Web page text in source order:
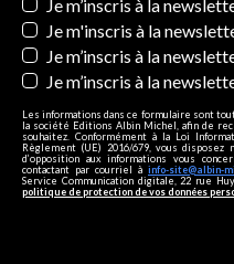
Newsletters
Je m’inscris à la
Je m'inscris à la
Je m’inscris à la
Je m’inscris à la
Les informations dans ce formulaire sont
la société Editions Albin Michel, afin de
souhaitez. Conformément à la Loi
Règlement (UE) 2016/679, vous
d’opposition aux informations vous
contactant par courriel à info-site@albin-
Service Communication digitale, 22 rue
politique de protection de vos données